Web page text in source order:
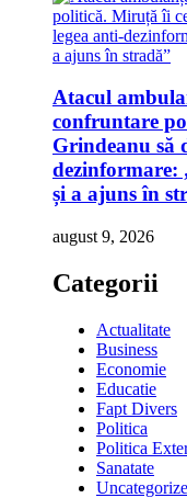
Atacul
confruntare
Grindeanu să
dezinformare:
și a ajuns în
august 9, 2026
Categorii
Actualitate
Business
Economie
Educatie
Fapt Divers
Politica
Politica
Sanatate